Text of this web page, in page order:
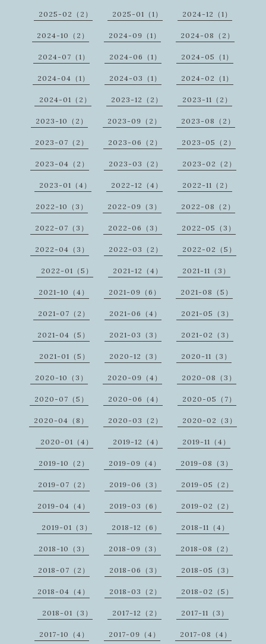
2025-02（2） 2025-01（1） 2024-12（1）
2024-10（2） 2024-09（1） 2024-08（2）
2024-07（1） 2024-06（1） 2024-05（1）
2024-04（1） 2024-03（1） 2024-02（1）
2024-01（2） 2023-12（2） 2023-11（2）
2023-10（2） 2023-09（2） 2023-08（2）
2023-07（2） 2023-06（2） 2023-05（2）
2023-04（2） 2023-03（2） 2023-02（2）
2023-01（4） 2022-12（4） 2022-11（2）
2022-10（3） 2022-09（3） 2022-08（2）
2022-07（3） 2022-06（3） 2022-05（3）
2022-04（3） 2022-03（2） 2022-02（5）
2022-01（5） 2021-12（4） 2021-11（3）
2021-10（4） 2021-09（6） 2021-08（5）
2021-07（2） 2021-06（4） 2021-05（3）
2021-04（5） 2021-03（3） 2021-02（3）
2021-01（5） 2020-12（3） 2020-11（3）
2020-10（3） 2020-09（4） 2020-08（3）
2020-07（5） 2020-06（4） 2020-05（7）
2020-04（8） 2020-03（2） 2020-02（3）
2020-01（4） 2019-12（4） 2019-11（4）
2019-10（2） 2019-09（4） 2019-08（3）
2019-07（2） 2019-06（3） 2019-05（2）
2019-04（4） 2019-03（6） 2019-02（2）
2019-01（3） 2018-12（6） 2018-11（4）
2018-10（3） 2018-09（3） 2018-08（2）
2018-07（2） 2018-06（3） 2018-05（3）
2018-04（4） 2018-03（2） 2018-02（5）
2018-01（3） 2017-12（2） 2017-11（3）
2017-10（4） 2017-09（4） 2017-08（4）